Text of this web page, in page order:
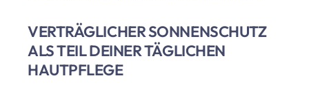
VERTRÄGLICHER SONNENSCHUTZ
ALS TEIL DEINER TÄGLICHEN
HAUTPFLEGE